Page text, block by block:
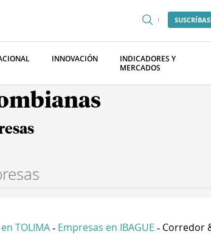
INNOVACIÓN
INDICADORES Y
MERCADOS
TOLIMA - Empresas en IBAGUE - Corredor